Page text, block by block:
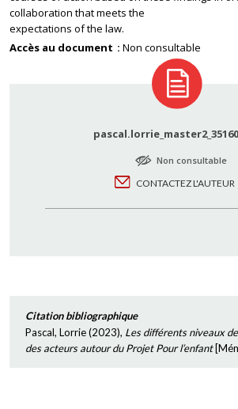
collaboration that meets the
expectations of the law.
Accès au document
Non consultable
Non consultable
CONTACTEZ L'AUTEUR
Citation bibliographique
Pascal, Lorrie(2023), Les différents niveaux
des acteurs autour du Projet Pour l’enfant[